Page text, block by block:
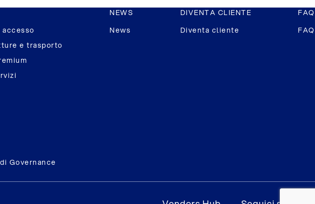
e trasporto
NEWS
News
DIVENTA CLIENTE
Diventa cliente
FAQ
FAQ
Governance